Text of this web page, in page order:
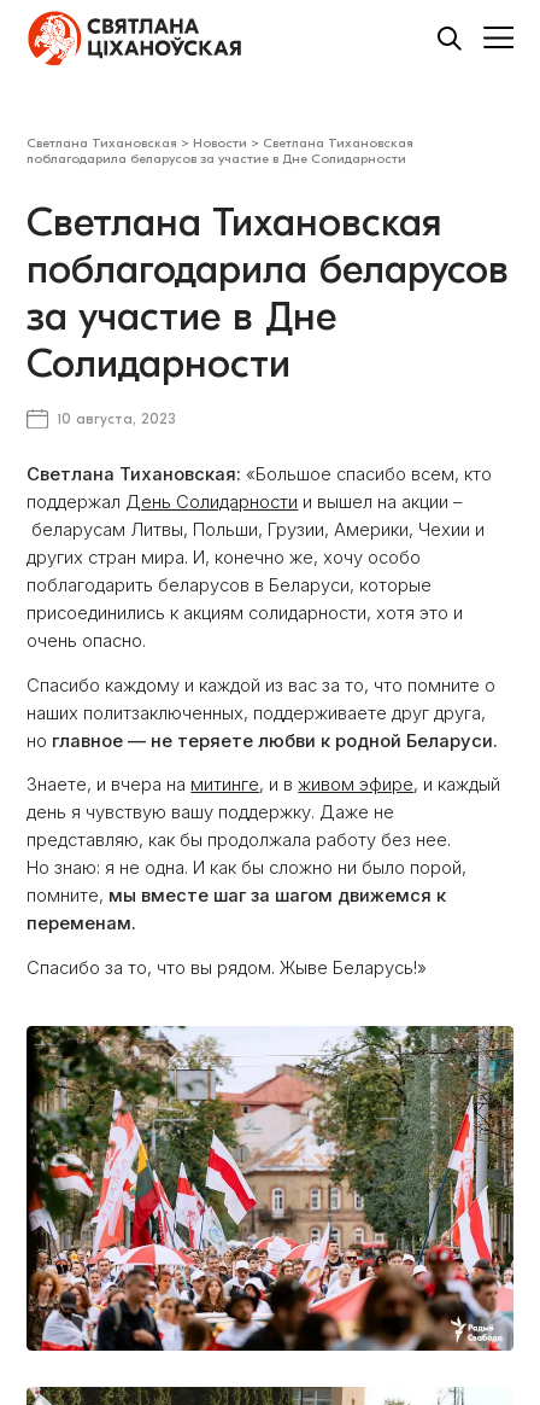
Светлана Тихановская > Новости > Светлана Тихановская
поблагодарила беларусов за участие в Дне Солидарности
Светлана Тихановская
поблагодарила беларусов
за участие в Дне
Солидарности
10 августа, 2023
Светлана Тихановская: «Большое спасибо всем, кто
поддержал День Солидарности и вышел на акции –
беларусам Литвы, Польши, Грузии, Америки, Чехии и
других стран мира. И, конечно же, хочу особо
поблагодарить беларусов в Беларуси, которые
присоединились к акциям солидарности, хотя это и
очень опасно.
Спасибо каждому и каждой из вас за то, что помните о
наших политзаключенных, поддерживаете друг друга,
но главное — не теряете любви к родной Беларуси.
Знаете, и вчера на митинге, и вживом эфире, и каждый
день я чувствую вашу поддержку. Даже не
представляю, как бы продолжала работу без нее.
Но знаю: я не одна. И как бы сложно ни было порой,
помните, мы вместе шаг за шагом движемся к
переменам.
Спасибо за то, что вы рядом. Жыве Беларусь!»